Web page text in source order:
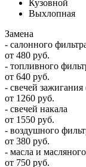
Кузовной
Выхлопная
Замена
- салонного
от 480 руб.
- топливного
от 640 руб.
- свечей
от 1260 руб.
- свечей накала
от 1550 руб.
- воздушного
от 380 руб.
- масла и
от 750 руб.